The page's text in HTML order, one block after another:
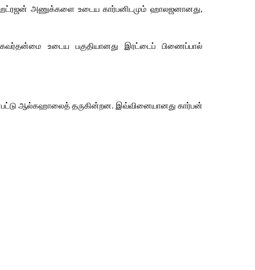
அணுக்களை உடைய கார்பனிடமும் ஹாலஜனானது
கவர்தன்மை உடைய பகுதியானது இரட்டைப்
பிணைப்பால்
ஆல்கஹாலைத் தருகின்றன. இவ்வினையானது கார்பன்